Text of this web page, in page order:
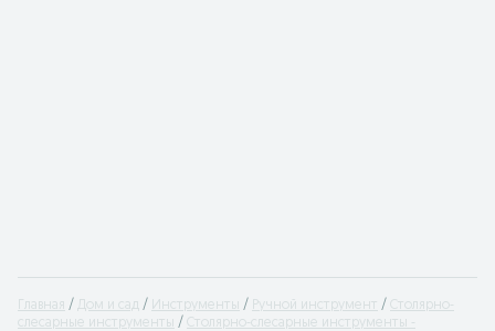
Главная Дом и сад Инструменты Ручной инструмент
Столярно-
слесарные инструменты
Столярно-слесарные инструменты -